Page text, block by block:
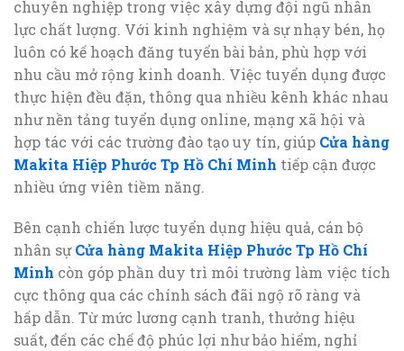
chuyên nghiệp trong việc xây dựng đội ngũ nhân
lực chất lượng. Với kinh nghiệm và sự nhạy bén, họ
luôn có kế hoạch đăng tuyển bài bản, phù hợp với
nhu cầu mở rộng kinh doanh. Việc tuyển dụng được
thực hiện đều đặn, thông qua nhiều kênh khác nhau
như nền tảng tuyển dụng online, mạng xã hội và
hợp tác với các trường đào tạo uy tín, giúp Cửa hàng
Makita Hiệp Phước Tp Hồ Chí Minh tiếp cận được
nhiều ứng viên tiềm năng.
Bên cạnh chiến lược tuyển dụng hiệu quả, cán bộ
nhân sựCửa hàng Makita Hiệp Phước Tp Hồ Chí
Minh còn góp phần duy trì môi trường làm việc tích
cực thông qua các chính sách đãi ngộ rõ ràng và
hấp dẫn. Từ mức lương cạnh tranh, thưởng hiệu
suất, đến các chế độ phúc lợi như bảo hiểm, nghỉ